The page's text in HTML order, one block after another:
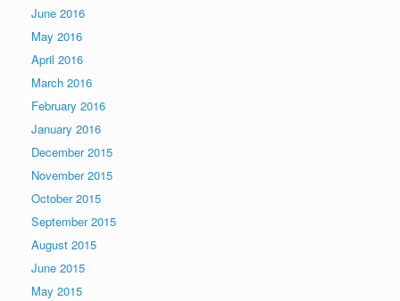
June 2016
May 2016
April 2016
March 2016
February 2016
January 2016
December 2015
November 2015
October 2015
September 2015
August 2015
June 2015
May 2015